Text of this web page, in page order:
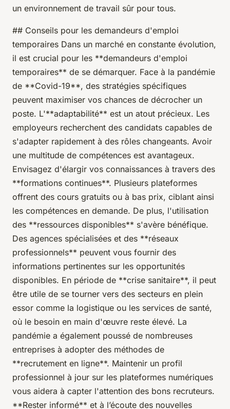
un environnement de travail sûr pour tous.
## Conseils pour les demandeurs d'emploi
temporaires Dans un marché en constante évolution,
il est crucial pour les **demandeurs d'emploi
temporaires** de se démarquer. Face à la pandémie
de **Covid-19**, des stratégies spécifiques
peuvent maximiser vos chances de décrocher un
poste. L'**adaptabilité** est un atout précieux. Les
employeurs recherchent des candidats capables de
s'adapter rapidement à des rôles changeants. Avoir
une multitude de compétences est avantageux.
Envisagez d'élargir vos connaissances à travers des
**formations continues**. Plusieurs plateformes
offrent des cours gratuits ou à bas prix, ciblant ainsi
les compétences en demande. De plus, l'utilisation
des **ressources disponibles** s'avère bénéfique.
Des agences spécialisées et des **réseaux
professionnels** peuvent vous fournir des
informations pertinentes sur les opportunités
disponibles. En période de **crise sanitaire**, il peut
être utile de se tourner vers des secteurs en plein
essor comme la logistique ou les services de santé,
où le besoin en main d'œuvre reste élevé. La
pandémie a également poussé de nombreuses
entreprises à adopter des méthodes de
**recrutement en ligne**. Maintenir un profil
professionnel à jour sur les plateformes numériques
vous aidera à capter l'attention des bons recruteurs.
**Rester informé** et à l’écoute des nouvelles